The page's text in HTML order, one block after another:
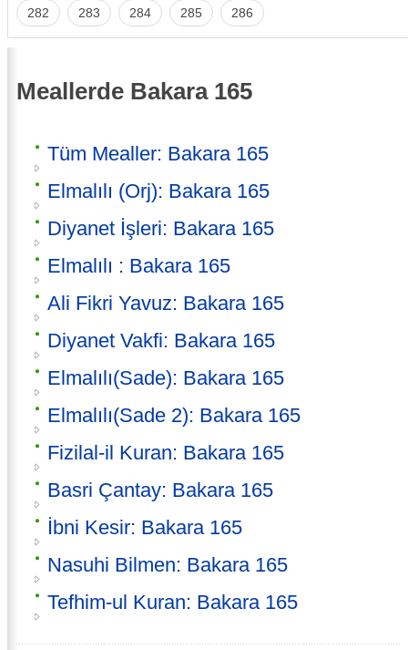
282 283 284 285 286
Meallerde Bakara 165
Tüm Mealler: Bakara 165
Elmalılı (Orj): Bakara 165
Diyanet İşleri: Bakara 165
Elmalılı : Bakara 165
Ali Fikri Yavuz: Bakara 165
Diyanet Vakfi: Bakara 165
Elmalılı(Sade): Bakara 165
Elmalılı(Sade 2): Bakara 165
Fizilal-il Kuran: Bakara 165
Basri Çantay: Bakara 165
İbni Kesir: Bakara 165
Nasuhi Bilmen: Bakara 165
Tefhim-ul Kuran: Bakara 165